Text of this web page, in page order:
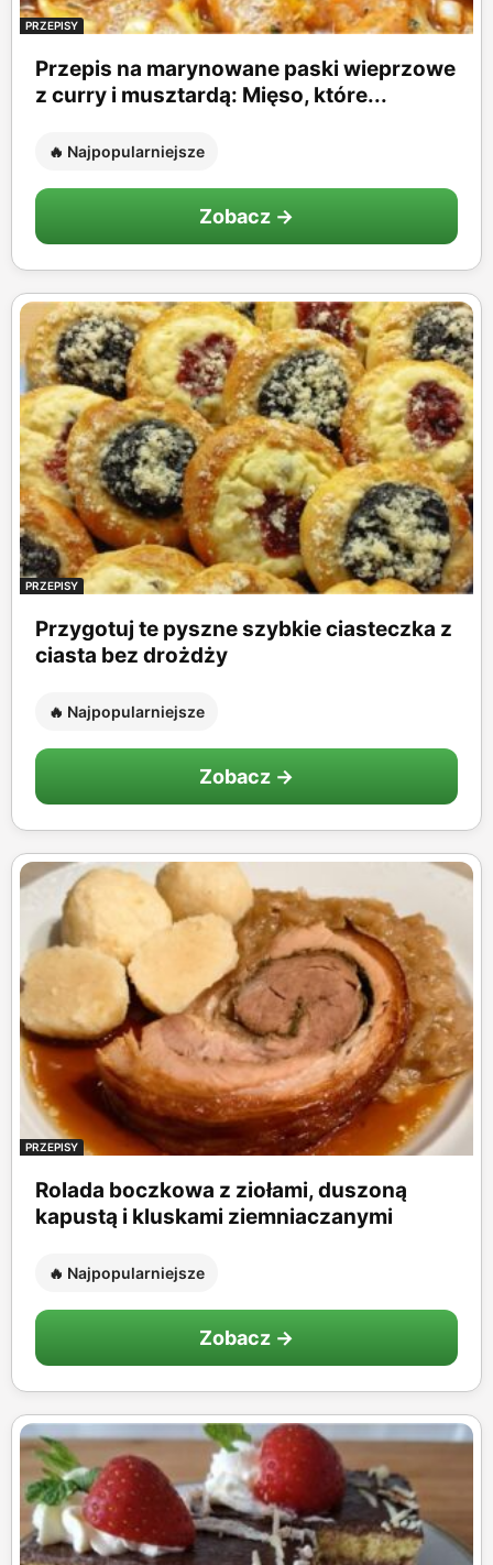
PRZEPISY
Przepis na marynowane paski wieprzowe
z curry i musztardą: Mięso, które...
🔥 Najpopularniejsze
Zobacz →
PRZEPISY
Przygotuj te pyszne szybkie ciasteczka z
ciasta bez drożdży
🔥 Najpopularniejsze
Zobacz →
PRZEPISY
Rolada boczkowa z ziołami, duszoną
kapustą i kluskami ziemniaczanymi
🔥 Najpopularniejsze
Zobacz →